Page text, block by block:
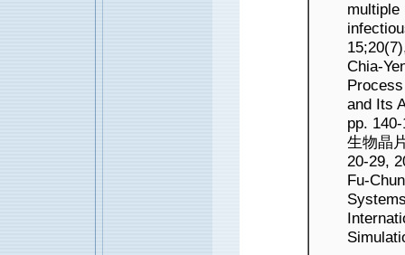
multiple
Chia-
and Its
pp.
生物晶
20-29,
Fu-